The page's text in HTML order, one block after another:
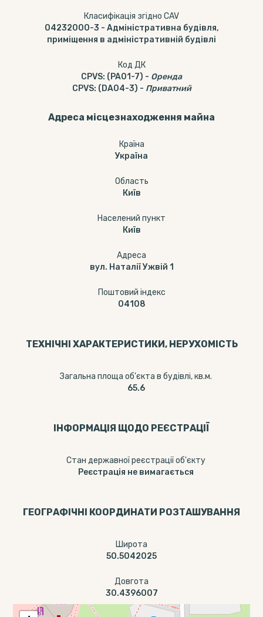
Класифікація згідно CAV
04232000-3 - Адміністративна будівля,
приміщення в адміністративній будівлі
Код ДК
CPVS: (PA01-7) - Оренда
CPVS: (DA04-3) - Приватний
Адреса місцезнаходження майна
Країна
Україна
Область
Київ
Населений пункт
Київ
Адреса
вул. Наталії Ужвій 1
Поштовий індекс
04108
ТЕХНІЧНІ ХАРАКТЕРИСТИКИ, НЕРУХОМІСТЬ
Загальна площа об'єкта в будівлі, кв.м.
65.6
ІНФОРМАЦІЯ ЩОДО РЕЄСТРАЦІЇ
Стан державної реєстрації об'єкту
Реєстрація не вимагається
ГЕОГРАФІЧНІ КООРДИНАТИ РОЗТАШУВАННЯ
Широта
50.5042025
Довгота
30.4396007